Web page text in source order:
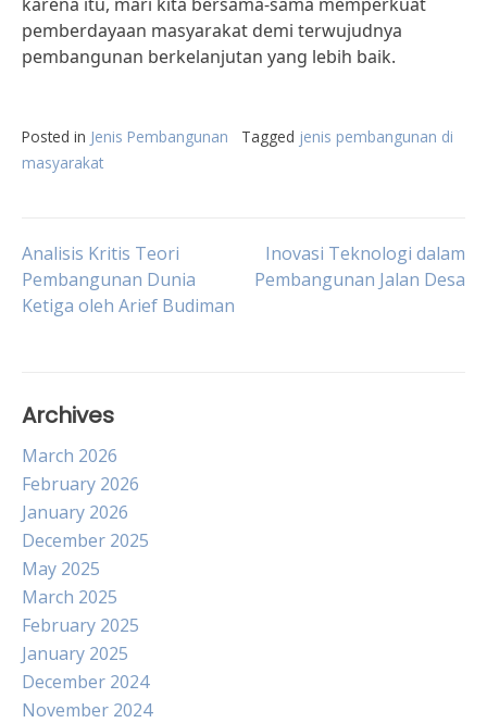
pemberdayaan masyarakat demi terwujudnya
pembangunan berkelanjutan yang lebih baik.
Posted in Jenis Pembangunan Tagged jenis pembangunan di
masyarakat
Post
navigation
Analisis Kritis Teori
Pembangunan Dunia
Ketiga oleh Arief Budiman
Inovasi Teknologi dalam
Pembangunan Jalan Desa
Archives
March 2026
February 2026
January 2026
December 2025
May 2025
March 2025
February 2025
January 2025
December 2024
November 2024